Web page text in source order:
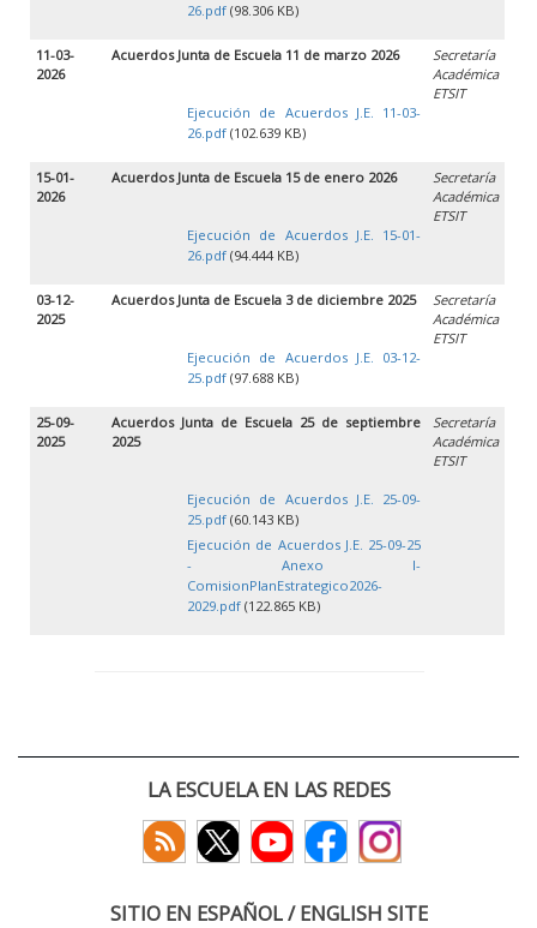
26.pdf (98.306 KB)
11-03-
2026
Acuerdos Junta de Escuela 11 de marzo 2026
Ejecución de Acuerdos J.E. 11-03-
26.pdf (102.639 KB)
Secretaría
Académica
ETSIT
15-01-
2026
Acuerdos Junta de Escuela 15 de enero 2026
Ejecución de Acuerdos J.E. 15-01-
26.pdf (94.444 KB)
Secretaría
Académica
ETSIT
03-12-
2025
Acuerdos Junta de Escuela 3 de diciembre 2025
Ejecución de Acuerdos J.E. 03-12-
25.pdf (97.688 KB)
Secretaría
Académica
ETSIT
25-09-
2025
Acuerdos Junta de Escuela 25 de septiembre
2025
Ejecución de Acuerdos J.E. 25-09-
25.pdf (60.143 KB)
Ejecución de Acuerdos J.E. 25-09-25
- Anexo I-
ComisionPlanEstrategico2026-
2029.pdf (122.865 KB)
Secretaría
Académica
ETSIT
LA ESCUELA EN LAS REDES
SITIO EN ESPAÑOL / ENGLISH SITE